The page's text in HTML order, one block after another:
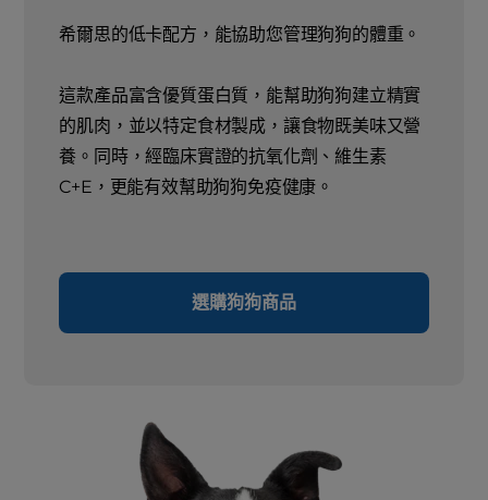
希爾思的低卡配方，能協助您管理狗狗的體重。
這款產品富含優質蛋白質，能幫助狗狗建立精實
的肌肉，並以特定食材製成，讓食物既美味又營
養。同時，經臨床實證的抗氧化劑、維生素
C+E，更能有效幫助狗狗免疫健康。
選購狗狗商品